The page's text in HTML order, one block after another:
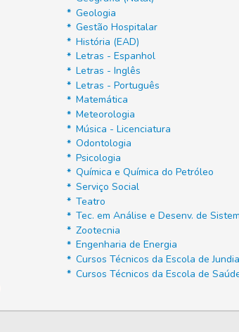
Geologia
Gestão Hospitalar
História (EAD)
Letras - Espanhol
Letras - Inglês
Letras - Português
Matemática
Meteorologia
Música - Licenciatura
Odontologia
Psicologia
Química e Química do Petróleo
Serviço Social
Teatro
Tec. em Análise e Desenv. de
Zootecnia
Engenharia de Energia
Cursos Técnicos da Escola de
Cursos Técnicos da Escola de